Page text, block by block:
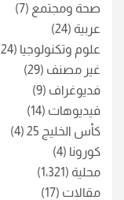
صحة ومجتمع (7)
عربية (24)
علوم وتكنولوجيا (24)
غير مصنف (29)
فديوغراف (9)
فيديوهات (14)
كأس الخليج 25
(4)
كورونا (4)
محلية (1٬321)
مقالات (17)